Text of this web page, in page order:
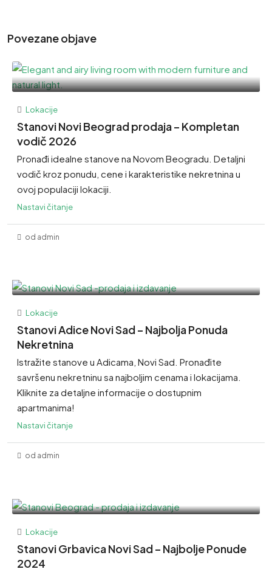
Povezane objave
Lokacije
Stanovi Novi Beograd prodaja – Kompletan
vodič 2026
Pronađi idealne stanove na Novom Beogradu. Detaljni
vodič kroz ponudu, cene i karakteristike nekretnina u
ovoj populaciji lokaciji.
Nastavi čitanje
od admin
Lokacije
Stanovi Adice Novi Sad – Najbolja Ponuda
Nekretnina
Istražite stanove u Adicama, Novi Sad. Pronađite
savršenu nekretninu sa najboljim cenama i lokacijama.
Kliknite za detaljne informacije o dostupnim
apartmanima!
Nastavi čitanje
od admin
Lokacije
Stanovi Grbavica Novi Sad – Najbolje Ponude
2024